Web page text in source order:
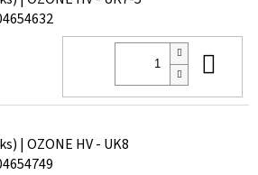
| OZONE HV - UK8